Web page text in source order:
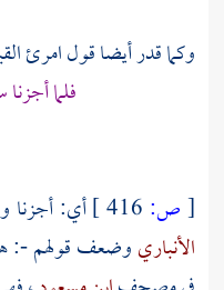
وكما قدر أيضا قولامرئ
فلما
[ص: أي: أجزنا
الأنباريوضعف قولهم -: